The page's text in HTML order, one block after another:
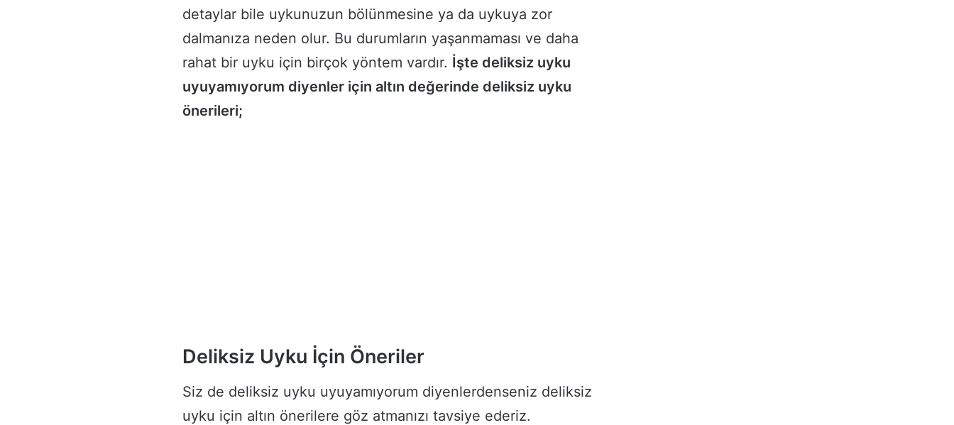
detaylar bile uykunuzun bölünmesine ya da uykuya zor
dalmanıza neden olur. Bu durumların yaşanmaması ve daha
rahat bir uyku için birçok yöntem vardır. İşte deliksiz uyku
uyuyamıyorum diyenler için altın değerinde deliksiz uyku
önerileri;
Deliksiz Uyku İçin Öneriler
Siz de deliksiz uyku uyuyamıyorum diyenlerdenseniz deliksiz
uyku için altın önerilere göz atmanızı tavsiye ederiz.